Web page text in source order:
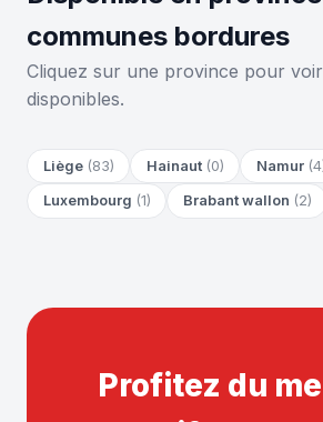
communes bordures
Cliquez sur une province pour
disponibles.
Liège (83) Hainaut (0) Namur
Luxembourg (1) Brabant wallon (2)
Profitez du